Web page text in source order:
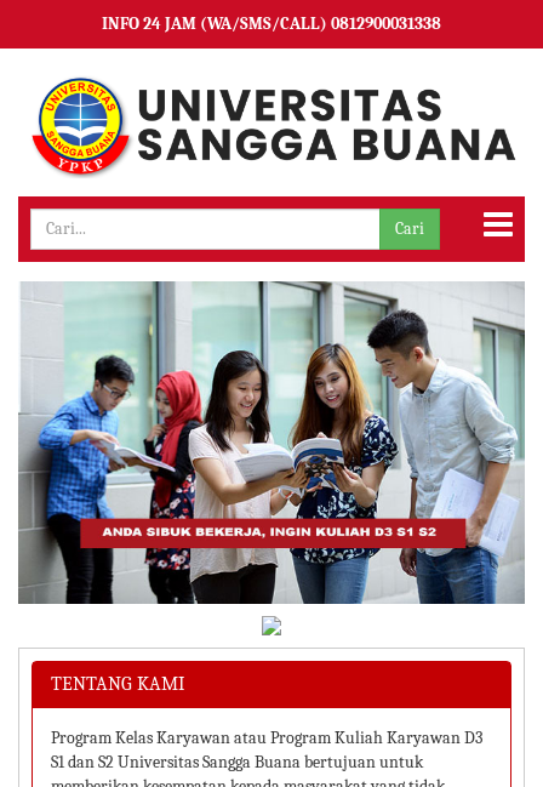
INFO 24 JAM (WA/SMS/CALL) 0812900031338
Cari
TENTANG KAMI
Program Kelas Karyawan atau Program Kuliah Karyawan D3
S1 dan S2 Universitas Sangga Buana bertujuan untuk